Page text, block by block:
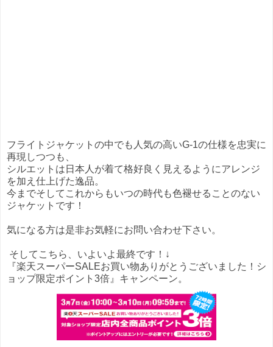
フライトジャケットの中でも人気の高いG-1の仕様を忠実に
再現しつつも、
シルエットは日本人が着て格好良く見えるようにアレンジ
を加え仕上げた逸品。
今までそしてこれからもいつの時代も色褪せることのない
ジャケットです！
気になる方は是非お気軽にお問い合わせ下さい。
そしてこちら、いよいよ最終です！↓
『楽天スーパーSALEお買い物ありがとうございました！シ
ョップ限定ポイント3倍』キャンペーン。